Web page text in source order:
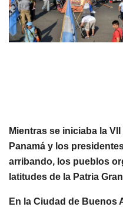
Mientras se iniciaba la
Panamá y los presid
arribando, los pueblos
latitudes de la Patria
En la Ciudad de Buenos